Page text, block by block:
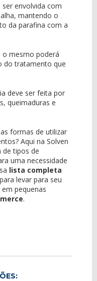
envolvida com
mantendo o
da parafina com a
mesmo poderá
do tratamento que
deve ser feita por
queimaduras e
formas de utilizar
Aqui na Solven
de tipos de
uma necessidade
lista completa
para levar para seu
pequenas
.